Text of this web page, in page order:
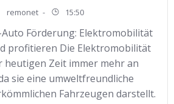
remonet - 15:50
Förderung: Elektromobilität
profitieren Die Elektromobilität
heutigen Zeit immer mehr an
sie eine umweltfreundliche
Fahrzeugen darstellt.